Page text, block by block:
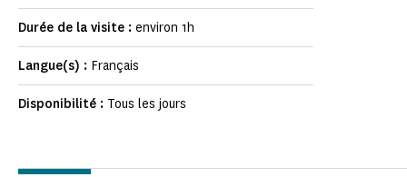
Durée de la visite : environ 1h
Langue(s) : Français
Disponibilité : Tous les jours